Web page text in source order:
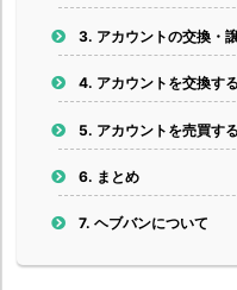
3. アカウントの交換・
4. アカウントを交換す
5. アカウントを売買す
6. まとめ
7. ヘブバンについて